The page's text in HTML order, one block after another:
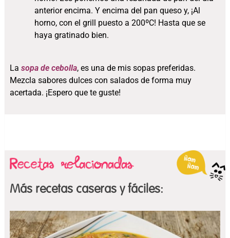
anterior encima. Y encima del pan queso y, ¡Al
horno, con el grill puesto a 200ºC! Hasta que se
haya gratinado bien.
La sopa de cebolla, es una de mis sopas preferidas.
Mezcla sabores dulces con salados de forma muy
acertada. ¡Espero que te guste!
Más recetas caseras y fáciles: